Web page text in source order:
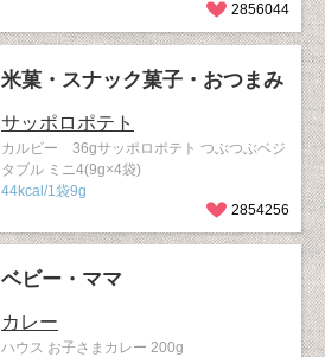
2856044
米菓・スナック菓子・おつまみ
サッポロポテト
カルビー 36gサッポロポテト つぶつぶベジ
タブル ミニ4(9g×4袋)
44kcal/1袋9g
2854256
ベビー・ママ
カレー
ハウス お子さまカレー 200g